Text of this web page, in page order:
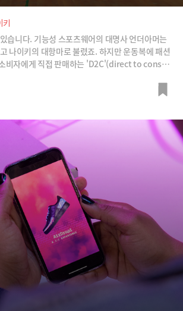
키
습니다. 기능성 스포츠웨어의 대명사 언더아머는
나이키의 대항마로 불렸죠. 하지만 운동복에 패션
비자에게 직접 판매하는 'D2C'(direct to consu
무엇일까요?